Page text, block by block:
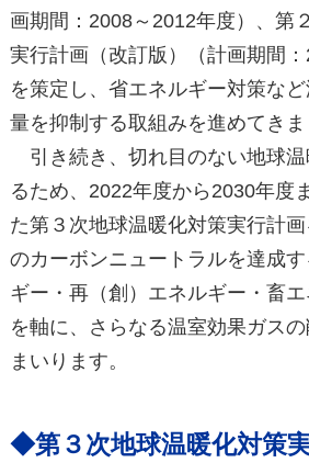
画期間：2008～2012年度）、第
実行計画（改訂版）（計画期間：
を策定し、省エネルギー対策な
量を抑制する取組みを進めてきま
引き続き、切れ目のない地球
るため、2022年度から2030年度
た第３次地球温暖化対策実行計
のカーボンニュートラルを達成
ギー・再（創）エネルギー・畜
を軸に、さらなる温室効果ガス
まいります。
◆第３次地球温暖化対策